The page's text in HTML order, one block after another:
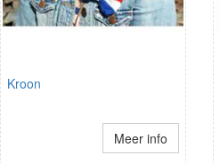
Kroon
Meer info